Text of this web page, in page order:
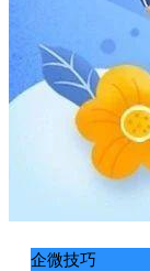
企微技巧